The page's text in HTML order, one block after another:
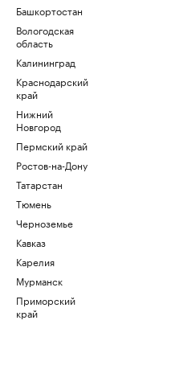
Башкортостан
Вологодская
область
Калининград
Краснодарский
край
Нижний
Новгород
Пермский край
Ростов-на-Дону
Татарстан
Тюмень
Черноземье
Кавказ
Карелия
Мурманск
Приморский
край